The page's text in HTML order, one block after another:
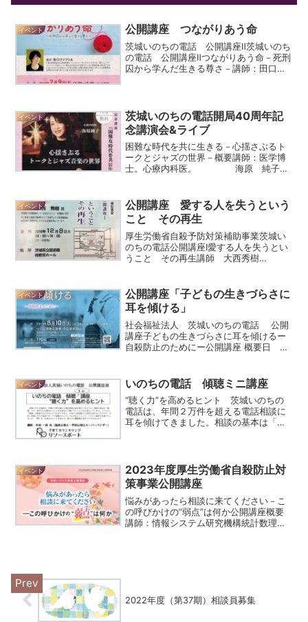
イベント 公開講座 つながりあう命
茨城いのちの電話 公開講座Ⅱ茨城いのち
の電話 公開講座Ⅱつながりあう命－死刑
囚から学んだ生きる尊さ－講師：田口ラ
ちのエール 初女おかあ...
イベント
茨城いのちの電話開局40周年記
念講演会&ライブ
困難な時代を共に生きる－心揺さぶるト
ークとジャズの世界－概要講師：医学博
士。心療内科医。 海原 純子
師を経て、日本初の女性クリニックを開
設。ハーバード大学客員...
イベント
公開講座 愛する人を失うという
こと その再生
厚生労働省自殺予防対策補助事業茨城い
のちの電話公開講座Ⅰ愛する人を失うとい
うこと その再生講師 大西秀樹
授） がん患者と家族の精神的な
ケアを専門とする精神腫瘍医。...
イベント
公開講座「子どもの生きづらさに
耳を傾ける」
社会福祉法人 茨城いのちの電話 公開
講座子どもの生きづらさに耳を傾けるー
自殺防止のためにー公開講座 概要日
時３０分会 場 ：つくば国際会議場
中会議室２０２料 金...
イベント いのちの電話 傾聴ミニ講座
“聴く力”を高めるヒント 茨城いのちの
電話は、年間２万件を超える電話相談に
耳を傾けてきました。相談の基本は「傾
けのものではありません...
イベント
2023年度厚生労働省自殺防止対
策事業公開講座
悩みがあったら相談に来てください－こ
の呼びかけの”弱点”は何か公開講座概要
講師：情報システム研究機構統計数理研
2022年度（第37期）相談員募集